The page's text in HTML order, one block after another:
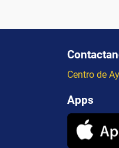
Centro de
Apps